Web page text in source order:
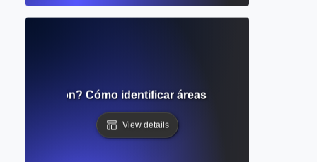
investigación? Cómo identificar áreas inexploradas para
View details